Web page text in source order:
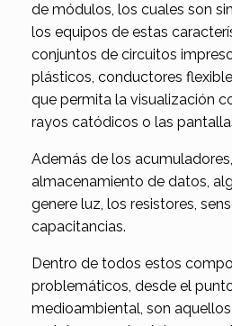
de módulos, los cuales son
los equipos de estas
conjuntos de circuitos
plásticos, conductores
que permita la visualización
rayos catódicos o las
Además de los
almacenamiento de datos,
genere luz, los resistores,
capacitancias.
Dentro de todos estos
problemáticos, desde el
medioambiental, son